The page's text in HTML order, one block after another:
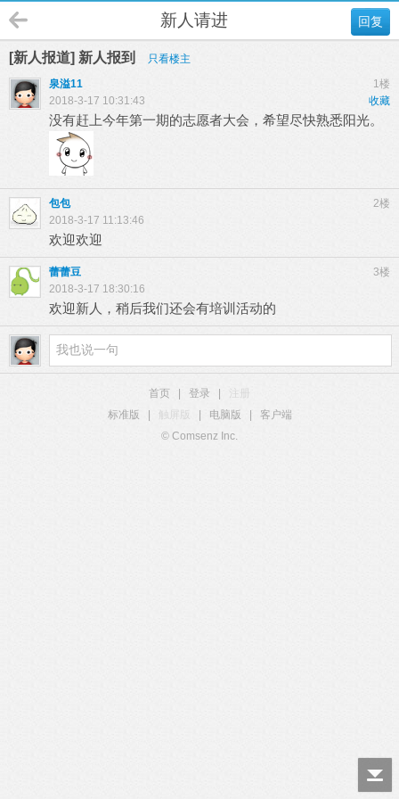
回复
新人请进
[新人报道] 新人报到
只看楼主
1楼
泉溢11
收藏
2018-3-17 10:31:43
没有赶上今年第一期的志愿者大会，希望尽快熟悉阳光。
2楼
包包
2018-3-17 11:13:46
欢迎欢迎
3楼
蕾蕾豆
2018-3-17 18:30:16
欢迎新人，稍后我们还会有培训活动的
首页 登录
注册
标准版
触屏版 电脑版
客户端
© Comsenz Inc.